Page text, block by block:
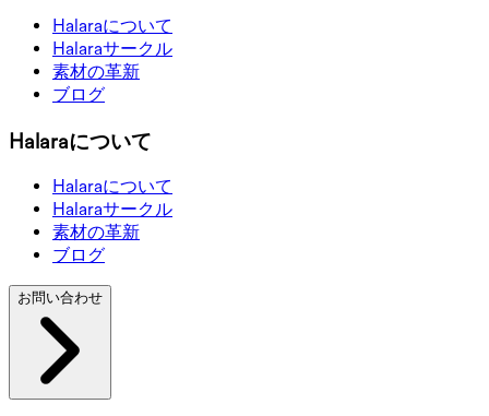
Halaraについて
Halaraサークル
素材の革新
ブログ
Halaraについて
Halaraについて
Halaraサークル
素材の革新
ブログ
お問い合わせ